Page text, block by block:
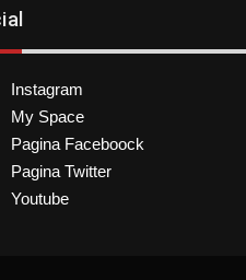
Instagram
My Space
Pagina Faceboock
Pagina Twitter
Youtube